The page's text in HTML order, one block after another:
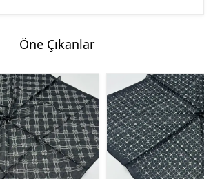
Öne Çıkanlar